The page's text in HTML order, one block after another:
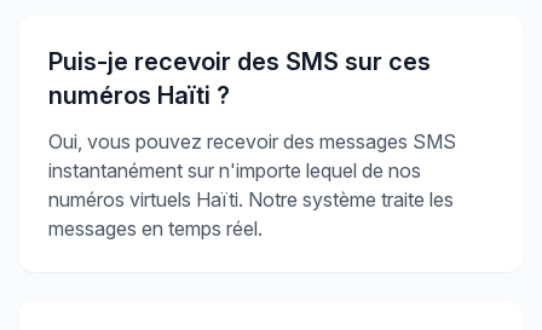
Puis-je recevoir des SMS sur ces
numéros Haïti ?
Oui, vous pouvez recevoir des messages SMS
instantanément sur n'importe lequel de nos
numéros virtuels Haïti. Notre système traite les
messages en temps réel.